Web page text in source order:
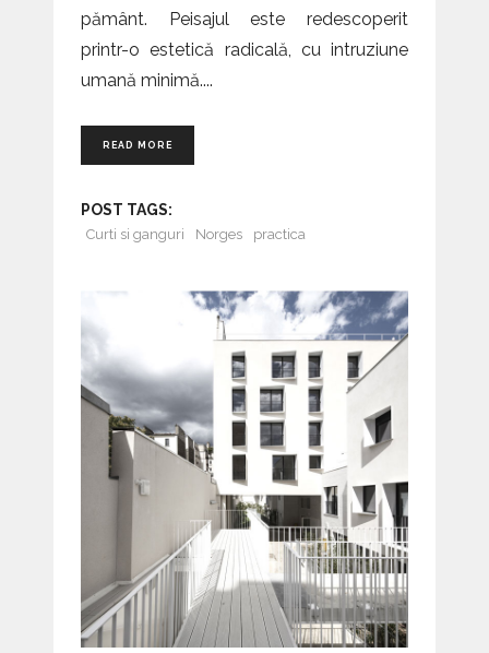
pământ. Peisajul este redescoperit
printr-o estetică radicală, cu intruziune
umană minimă.
READ MORE
POST TAGS:
Curti si ganguri Norges practica